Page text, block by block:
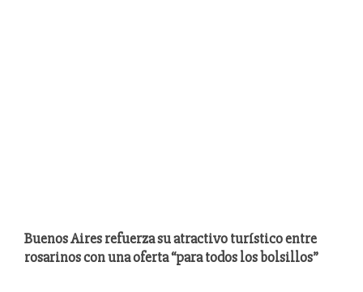
Buenos Aires refuerza su atractivo turístico entre
rosarinos con una oferta “para todos los bolsillos”